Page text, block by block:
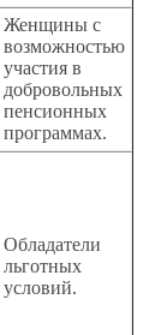
Женщины с
возможностью
участия в
добровольных
пенсионных
программах.
Обладатели
льготных
условий.